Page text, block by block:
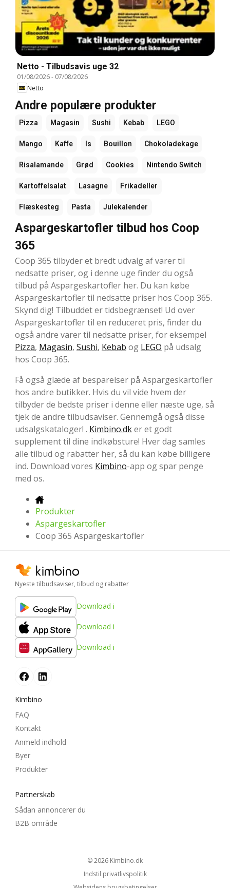
Netto - Tilbudsavis uge 32
01/08/2026- 07/08/2026
Netto
Andre populære produkter
Pizza Magasin Sushi Kebab LEGO
Mango Kaffe Is Bouillon Chokoladekage
Risalamande Grød Cookies Nintendo Switch
Kartoffelsalat Lasagne Frikadeller
Flæskesteg Pasta Julekalender
Aspargeskartofler tilbud hos Coop
365
Coop 365 tilbyder et bredt udvalg af varer til
nedsatte priser, og i denne uge finder du også
tilbud på Aspargeskartofler her. Du kan købe
Aspargeskartofler til nedsatte priser hos Coop 365.
Skynd dig! Tilbuddet er tidsbegrænset! Ud over
Aspargeskartofler til en reduceret pris, finder du
også andre varer til nedsatte priser, for eksempel
Pizza, Magasin, Sushi, Kebab og LEGO på udsalg
hos Coop 365.
Få også glæde af besparelser på Aspargeskartofler
hos andre butikker. Hvis du vil vide hvem der
tilbyder de bedste priser i denne eller næste uge, så
tjek de andre tilbudsaviser. Gennemgå også disse
udsalgskataloger! . Kimbino.dker et godt
supplement til dine indkøbsture! Hver dag samles
alle tilbud og rabatter her, så du kan købe billigere
ind. Download vores Kimbino-app og spar penge
med os.
Produkter
Aspargeskartofler
Coop 365 Aspargeskartofler
Nyeste tilbudsaviser, tilbud og rabatter
Download i
Download i
Download i
Kimbino
FAQ
Kontakt
Anmeld indhold
Byer
Produkter
Partnerskab
Sådan annoncerer du
B2B område
© 2026
kimbino.dk
Indstil privatlivspolitik